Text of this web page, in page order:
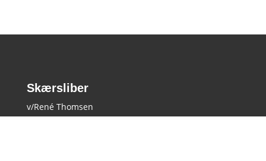
Skærsliber
v/René Thomsen
Vardevej 92